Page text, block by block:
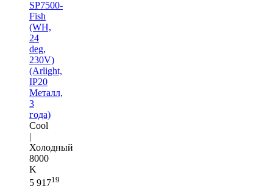
SP7500-
Fish
(WH,
24
deg,
230V)
(Arlight,
IP20
Металл,
3
года)
Cool
|
Холодный
8000
K
5 91719